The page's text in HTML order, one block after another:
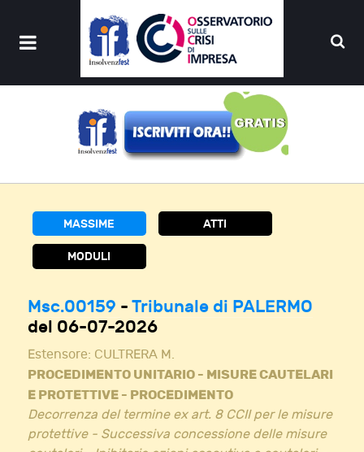
MASSIME ATTI
MODULI
Msc.00159 - Tribunale di PALERMO
del 06-07-2026
Estensore: CULTRERA M.
PROCEDIMENTO UNITARIO - MISURE CAUTELARI
E PROTETTIVE - PROCEDIMENTO
Decorrenza del termine ex art. 8 CCII per le misure
protettive - Successiva concessione delle misure